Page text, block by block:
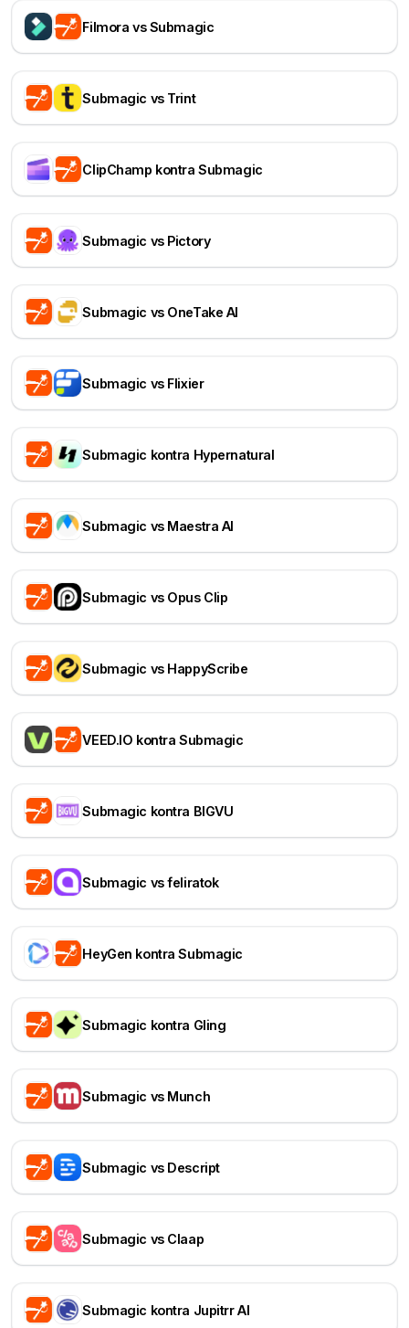
Filmora vs Submagic
Submagic vs Trint
ClipChamp kontra Submagic
Submagic vs Pictory
Submagic vs OneTake AI
Submagic vs Flixier
Submagic kontra Hypernatural
Submagic vs Maestra AI
Submagic vs Opus Clip
Submagic vs HappyScribe
VEED.IO kontra Submagic
Submagic kontra BIGVU
Submagic vs feliratok
HeyGen kontra Submagic
Submagic kontra Gling
Submagic vs Munch
Submagic vs Descript
Submagic vs Claap
Submagic kontra Jupitrr AI